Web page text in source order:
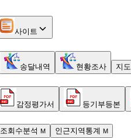
사이트
송달내역 현황조사 지도
감정평가서 등기부등본
조회수분석 M 인근지역통계 M